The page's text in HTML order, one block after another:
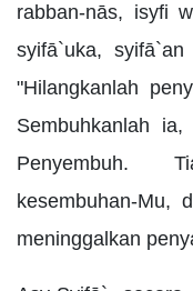
rabban-nās, isyfi
syifā`uka,
"Hilangkanlah
Sembuhkanlah
Penyembuh.
kesembuhan-Mu,
meninggalkan